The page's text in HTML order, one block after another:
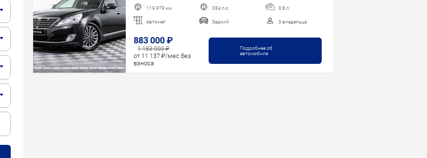
119 979 км 334 л.с. 3.8 л.
Автомат Задний 3 владельца
883 000 ₽
1 183 000 ₽
от 11 137 ₽/мес без
взноса
Подробнее об
автомобиле